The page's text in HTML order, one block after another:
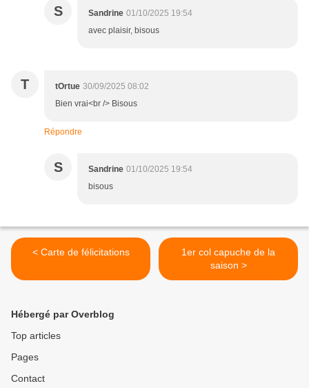
S Sandrine 01/10/2025 19:54
avec plaisir, bisous
T tOrtue 30/09/2025 08:02
Bien vrai<br /> Bisous
Répondre
S Sandrine 01/10/2025 19:54
bisous
< Carte de félicitations
1er col capuche de la
saison >
Hébergé par Overblog
Top articles
Pages
Contact